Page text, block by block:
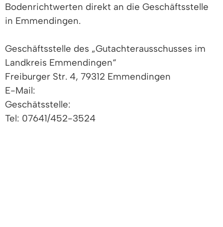
Bodenrichtwerten direkt an die Geschäftsstelle
in Emmendingen.
Geschäftsstelle des „Gutachterausschusses im
Landkreis Emmendingen“
Freiburger Str. 4, 79312 Emmendingen
E-Mail:
Geschätsstelle:
Tel: 07641/452-3524